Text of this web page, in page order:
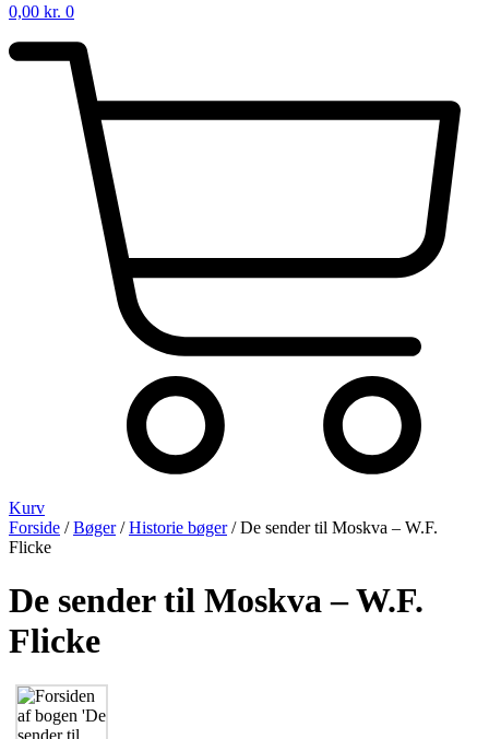
0,00 kr. 0
Kurv
Forside /Bøger/Historie bøger/ De sender til Moskva – W.F.
Flicke
De sender til Moskva – W.F.
Flicke